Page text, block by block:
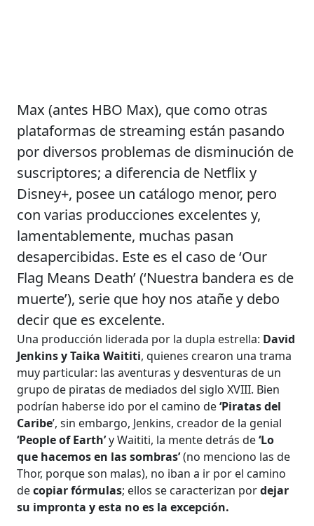
Max (antes HBO Max), que como otras
plataformas de streaming están pasando
por diversos problemas de disminución de
suscriptores; a diferencia de Netflix y
Disney+, posee un catálogo menor, pero
con varias producciones excelentes y,
lamentablemente, muchas pasan
desapercibidas. Este es el caso de ‘Our
Flag Means Death’ (‘Nuestra bandera es de
muerte’), serie que hoy nos atañe y debo
decir que es excelente.
Una producción liderada por la dupla estrella: David
Jenkins y Taika Waititi, quienes crearon una trama
muy particular: las aventuras y desventuras de un
grupo de piratas de mediados del siglo XVIII. Bien
podrían haberse ido por el camino de‘Piratas del
Caribe’, sin embargo, Jenkins, creador de la genial
‘People of Earth’y Waititi, la mente detrás de‘Lo
que hacemos en las sombras’(no menciono las de
Thor, porque son malas), no iban a ir por el camino
decopiar fórmulas; ellos se caracterizan pordejar
su impronta y esta no es la excepción.